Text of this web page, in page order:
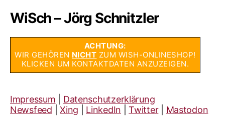
WiSch – Jörg Schnitzler
ACHTUNG:
WIR GEHÖREN NICHT ZUM WISH-ONLINESHOP!
KLICKEN UM KONTAKTDATEN ANZUZEIGEN.
Impressum
Datenschutzerklärung
Newsfeed |Xing LinkedIn |Twitter Mastodon